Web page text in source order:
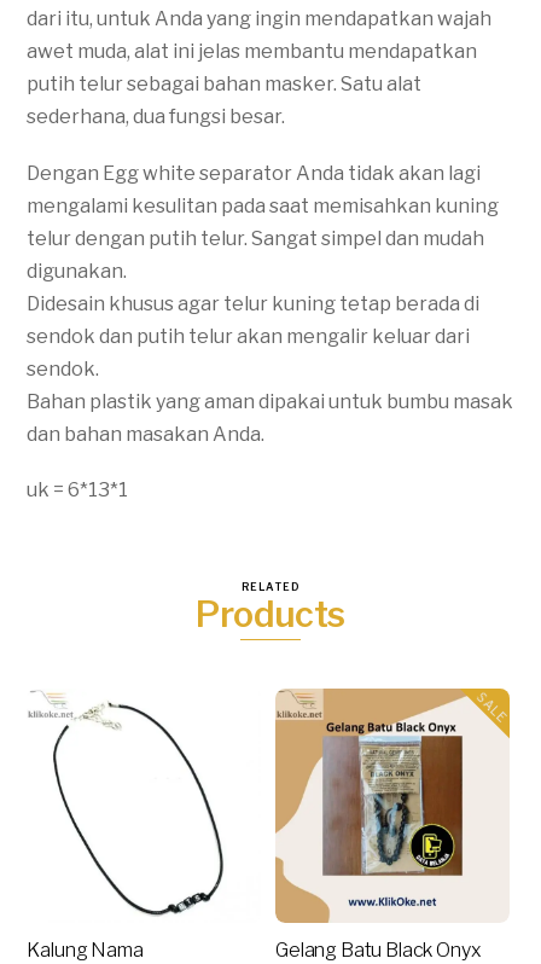
dari itu, untuk Anda yang ingin mendapatkan wajah
awet muda, alat ini jelas membantu mendapatkan
putih telur sebagai bahan masker. Satu alat
sederhana, dua fungsi besar.
Dengan Egg white separator Anda tidak akan lagi
mengalami kesulitan pada saat memisahkan kuning
telur dengan putih telur. Sangat simpel dan mudah
digunakan.
Didesain khusus agar telur kuning tetap berada di
sendok dan putih telur akan mengalir keluar dari
sendok.
Bahan plastik yang aman dipakai untuk bumbu masak
dan bahan masakan Anda.
uk = 6*13*1
RELATED
Products
Kalung Nama
SALE
Gelang Batu Black Onyx